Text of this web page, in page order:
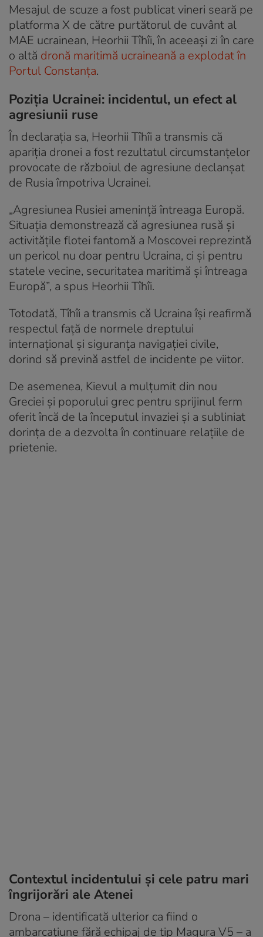
Mesajul de scuze a fost publicat vineri seară pe
platforma X de către purtătorul de cuvânt al
MAE ucrainean, Heorhii Tîhîi, în aceeași zi în care
o altă dronă maritimă ucraineană a explodat în
Portul Constanța.
Poziția Ucrainei: incidentul, un efect al
agresiunii ruse
În declarația sa, Heorhii Tîhîi a transmis că
apariția dronei a fost rezultatul circumstanțelor
provocate de războiul de agresiune declanșat
de Rusia împotriva Ucrainei.
„Agresiunea Rusiei amenință întreaga Europă.
Situația demonstrează că agresiunea rusă și
activitățile flotei fantomă a Moscovei reprezintă
un pericol nu doar pentru Ucraina, ci și pentru
statele vecine, securitatea maritimă și întreaga
Europă”, a spus Heorhii Tîhîi.
Totodată, Tîhîi a transmis că Ucraina își reafirmă
respectul față de normele dreptului
internațional și siguranța navigației civile,
dorind să prevină astfel de incidente pe viitor.
De asemenea, Kievul a mulțumit din nou
Greciei și poporului grec pentru sprijinul ferm
oferit încă de la începutul invaziei și a subliniat
dorința de a dezvolta în continuare relațiile de
prietenie.
Contextul incidentului și cele patru mari
îngrijorări ale Atenei
Drona – identificată ulterior ca fiind o
ambarcațiune fără echipaj de tip Magura V5 – a